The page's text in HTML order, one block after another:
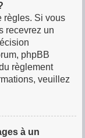
règles. Si vous
recevrez un
phpBB
règlement
veuillez
à un